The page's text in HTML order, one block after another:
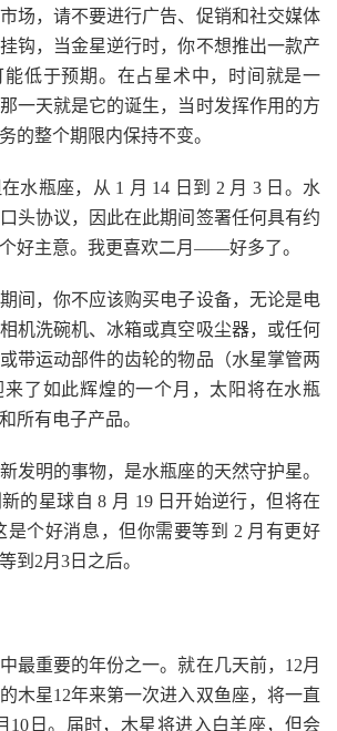
场，请不要进行广告、促销和社交媒体
钩，当金星逆行时，你不想推出一款产
低于预期。在占星术中，时间就是一
一天就是它的诞生，当时发挥作用的方
的整个期限内保持不变。
水瓶座，从 1 月 14 日到 2 月 3 日。水
头协议，因此在此期间签署任何具有约
好主意。我更喜欢二月——好多了。
间，你不应该购买电子设备，无论是电
机洗碗机、冰箱或真空吸尘器，或任何
带运动部件的齿轮的物品（水星掌管两
了如此辉煌的一个月，太阳将在水瓶
所有电子产品。
发明的事物，是水瓶座的天然守护星。
的星球自 8 月 19 日开始逆行，但将在
是个好消息，但你需要等到 2 月有更好
到2月3日之后。
最重要的年份之一。就在几天前，12月
木星12年来第一次进入双鱼座，将一直
10日。届时，木星将进入白羊座，但会